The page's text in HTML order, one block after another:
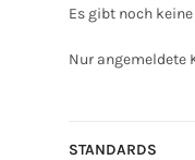
Es gibt noch
Nur angemeldete
STANDARDS